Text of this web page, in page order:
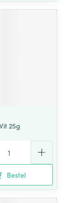
25g
Bestel